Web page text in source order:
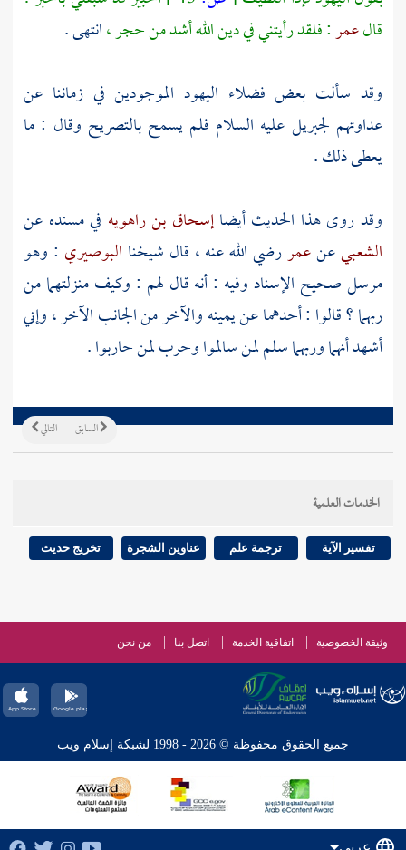
قالعمر: فلقد رأيتني في دين الله أشد من حجر ،انتهى .
وقد سألت بعض فضلاء اليهود الموجودين في زماننا عن
عداوتهم لجبريل عليه السلام فلم يسمح بالتصريح وقال : ما
يعطى ذلك .
وقد روى هذا الحديث أيضاإسحاق بن راهويه في مسنده عن
الشعبيعنعمررضي الله عنه ، قال شيخنا البوصيري : وهو
مرسل صحيح الإسناد وفيه : أنه قال لهم : وكيف منزلتهما من
ربهما ؟ قالوا : أحدهما عن يمينه والآخر من الجانب الآخر ، وإني
أشهد أنهما وربهما سلم لمن سالموا وحرب لمن حاربوا .
التالي السابق
الخدمات العلمية
تفسير الآية ترجمة علم عناوين الشجرة تخريج حديث
وثيقة الخصوصية اتفاقية الخدمة اتصل بنا من نحن
جميع الحقوق محفوظة © 2026 - 1998 لشبكة إسلام ويب